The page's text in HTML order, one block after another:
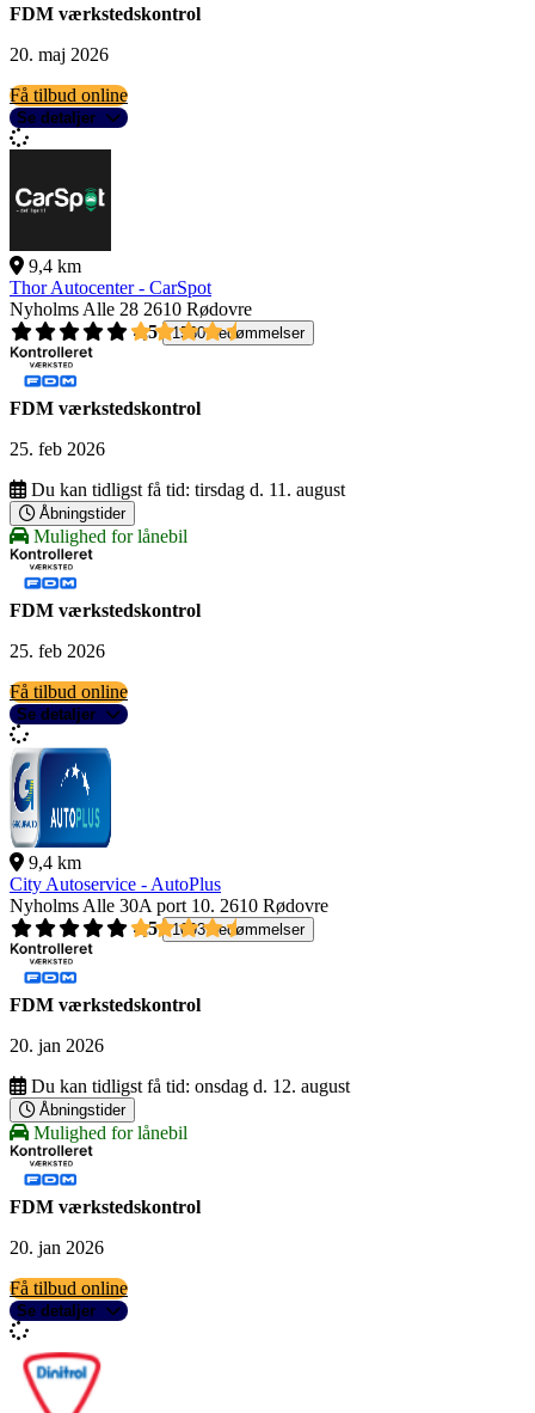
FDM værkstedskontrol
20. maj 2026
Få tilbud online
Se detaljer
9,4 km
Thor Autocenter - CarSpot
Nyholms Alle 28 2610 Rødovre
4,5
1560 bedømmelser
FDM værkstedskontrol
25. feb 2026
Du kan tidligst få tid: tirsdag d. 11. august
Åbningstider
Mulighed for lånebil
FDM værkstedskontrol
25. feb 2026
Få tilbud online
Se detaljer
9,4 km
City Autoservice - AutoPlus
Nyholms Alle 30A port 10. 2610 Rødovre
4,5
1093 bedømmelser
FDM værkstedskontrol
20. jan 2026
Du kan tidligst få tid: onsdag d. 12. august
Åbningstider
Mulighed for lånebil
FDM værkstedskontrol
20. jan 2026
Få tilbud online
Se detaljer